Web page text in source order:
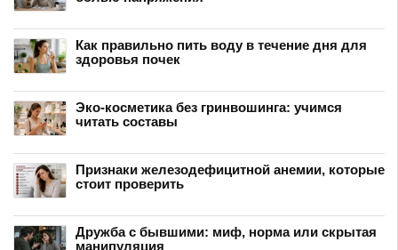
Как правильно пить воду в течение дня для
здоровья почек
Эко-косметика без гринвошинга: учимся
читать составы
Признаки железодефицитной анемии, которые
стоит проверить
Дружба с бывшими: миф, норма или скрытая
манипуляция